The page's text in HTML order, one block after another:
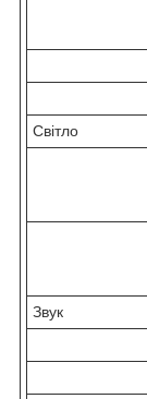
Світло
Звук